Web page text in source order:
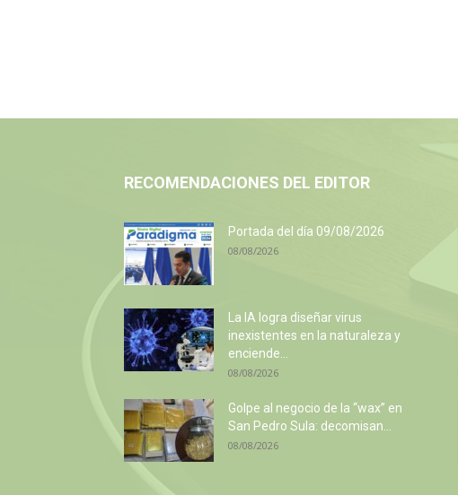
RECOMENDACIONES DEL EDITOR
Portada del día 09/08/2026
08/08/2026
La IA logra diseñar virus
inexistentes en la naturaleza y
enciende...
08/08/2026
Golpe al negocio de la “wax” en
San Pedro Sula: decomisan...
08/08/2026